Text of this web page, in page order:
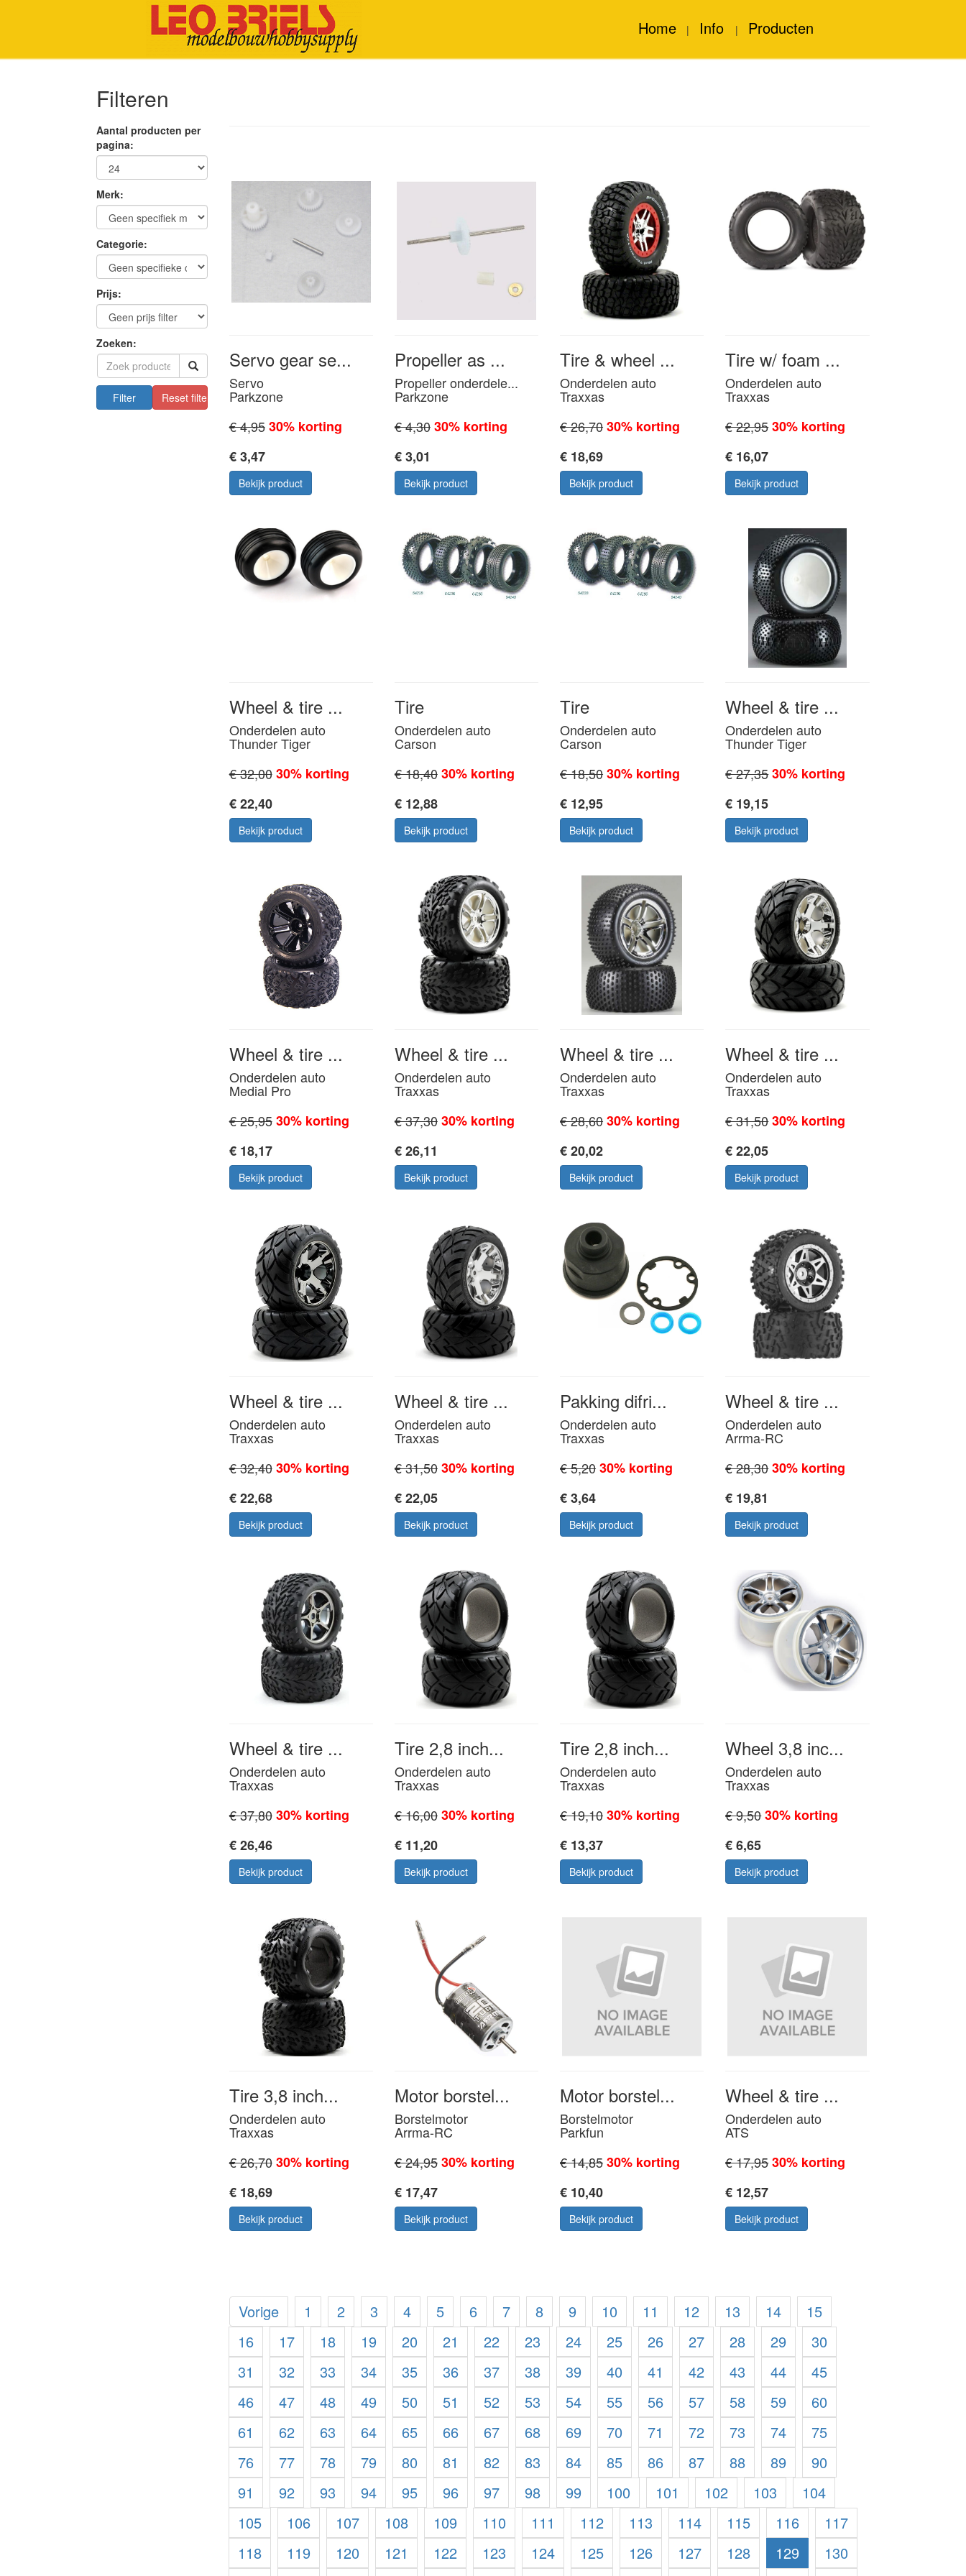
Home | Info | Producten
Filteren
Aantal producten per
pagina:
Merk:
Categorie:
Prijs:
Zoeken:
Filter Reset filters
Servo gear se...
Servo
Parkzone
€ 4,95 30% korting
€ 3,47
Bekijk product
Propeller as ...
Propeller onderdele...
Parkzone
€ 4,3030% korting
€ 3,01
Bekijk product
Tire & wheel ...
Onderdelen auto
Traxxas
€ 26,7030% korting
€ 18,69
Bekijk product
Tire w/ foam ...
Onderdelen auto
Traxxas
€ 22,9530% korting
€ 16,07
Bekijk product
Wheel & tire ...
Onderdelen auto
Thunder Tiger
€ 32,00 30% korting
€ 22,40
Bekijk product
Tire
Onderdelen auto
Carson
€ 18,4030% korting
€ 12,88
Bekijk product
Tire
Onderdelen auto
Carson
€ 18,5030% korting
€ 12,95
Bekijk product
Wheel & tire ...
Onderdelen auto
Thunder Tiger
€ 27,3530% korting
€ 19,15
Bekijk product
Wheel & tire ...
Onderdelen auto
Medial Pro
€ 25,95 30% korting
€ 18,17
Bekijk product
Wheel & tire ...
Onderdelen auto
Traxxas
€ 37,3030% korting
€ 26,11
Bekijk product
Wheel & tire ...
Onderdelen auto
Traxxas
€ 28,6030% korting
€ 20,02
Bekijk product
Wheel & tire ...
Onderdelen auto
Traxxas
€ 31,5030% korting
€ 22,05
Bekijk product
Wheel & tire ...
Onderdelen auto
Traxxas
€ 32,40 30% korting
€ 22,68
Bekijk product
Wheel & tire ...
Onderdelen auto
Traxxas
€ 31,5030% korting
€ 22,05
Bekijk product
Pakking difri...
Onderdelen auto
Traxxas
€ 5,2030% korting
€ 3,64
Bekijk product
Wheel & tire ...
Onderdelen auto
Arrma-RC
€ 28,3030% korting
€ 19,81
Bekijk product
Wheel & tire ...
Onderdelen auto
Traxxas
€ 37,80 30% korting
€ 26,46
Bekijk product
Tire 2,8 inch...
Onderdelen auto
Traxxas
€ 16,0030% korting
€ 11,20
Bekijk product
Tire 2,8 inch...
Onderdelen auto
Traxxas
€ 19,1030% korting
€ 13,37
Bekijk product
Wheel 3,8 inc...
Onderdelen auto
Traxxas
€ 9,5030% korting
€ 6,65
Bekijk product
Tire 3,8 inch...
Onderdelen auto
Traxxas
€ 26,70 30% korting
€ 18,69
Bekijk product
Motor borstel...
Borstelmotor
Arrma-RC
€ 24,9530% korting
€ 17,47
Bekijk product
Motor borstel...
Borstelmotor
Parkfun
€ 14,8530% korting
€ 10,40
Bekijk product
Wheel & tire ...
Onderdelen auto
ATS
€ 17,9530% korting
€ 12,57
Bekijk product
Vorige 1 2 3 4 5 6 7 8 9 10 11 12 13 14
15
16
17 18 19 20 21 22 23 24 25 26 27 28 29
30
31
32 33 34 35 36 37 38 39 40 41 42 43 44
45
46
47 48 49 50 51 52 53 54 55 56 57 58 59
60
61
62 63 64 65 66 67 68 69 70 71 72 73 74
75
76
77 78 79 80 81 82 83 84 85 86 87 88 89
90
91
92 93 94 95 96 97 98 99 100 101 102 103
104
105
106 107 108 109 110 111 112 113 114 115 116
117
118
119 120 121 122 123 124 125 126 127 128 129
130